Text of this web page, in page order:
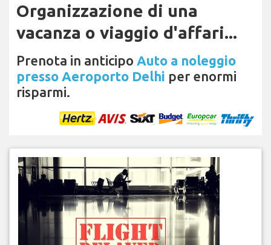
Organizzazione di una
vacanza o viaggio d'affari...
Prenota in anticipo Auto a noleggio
presso Aeroporto Delhi per enormi
risparmi.